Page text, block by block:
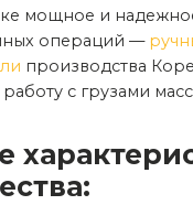
мощное и
операций —
производства
с грузами